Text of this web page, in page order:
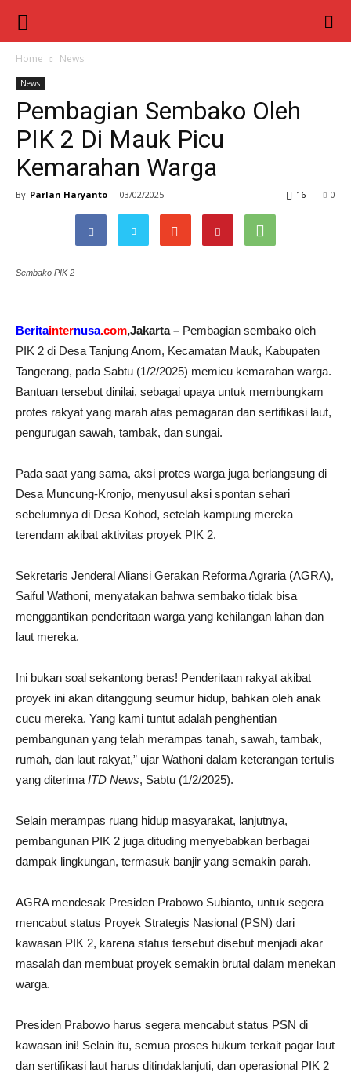
Berita
Inter
Nusa
Home News
News
Pembagian Sembako Oleh
PIK 2 Di Mauk Picu
Kemarahan Warga
By Parlan Haryanto - 03/02/2025 0
16
Sembako PIK 2
Beritainternusa.com,Jakarta – Pembagian sembako oleh
PIK 2 di Desa Tanjung Anom, Kecamatan Mauk, Kabupaten
Tangerang, pada Sabtu (1/2/2025) memicu kemarahan warga.
Bantuan tersebut dinilai, sebagai upaya untuk membungkam
protes rakyat yang marah atas pemagaran dan sertifikasi laut,
pengurugan sawah, tambak, dan sungai.
Pada saat yang sama, aksi protes warga juga berlangsung di
Desa Muncung-Kronjo, menyusul aksi spontan sehari
sebelumnya di Desa Kohod, setelah kampung mereka
terendam akibat aktivitas proyek PIK 2.
Sekretaris Jenderal Aliansi Gerakan Reforma Agraria (AGRA),
Saiful Wathoni, menyatakan bahwa sembako tidak bisa
menggantikan penderitaan warga yang kehilangan lahan dan
laut mereka.
Ini bukan soal sekantong beras! Penderitaan rakyat akibat
proyek ini akan ditanggung seumur hidup, bahkan oleh anak
cucu mereka. Yang kami tuntut adalah penghentian
pembangunan yang telah merampas tanah, sawah, tambak,
rumah, dan laut rakyat,” ujar Wathoni dalam keterangan tertulis
yang diterima ITD News, Sabtu (1/2/2025).
Selain merampas ruang hidup masyarakat, lanjutnya,
pembangunan PIK 2 juga dituding menyebabkan berbagai
dampak lingkungan, termasuk banjir yang semakin parah.
AGRA mendesak Presiden Prabowo Subianto, untuk segera
mencabut status Proyek Strategis Nasional (PSN) dari
kawasan PIK 2, karena status tersebut disebut menjadi akar
masalah dan membuat proyek semakin brutal dalam menekan
warga.
Presiden Prabowo harus segera mencabut status PSN di
kawasan ini! Selain itu, semua proses hukum terkait pagar laut
dan sertifikasi laut harus ditindaklanjuti, dan operasional PIK 2